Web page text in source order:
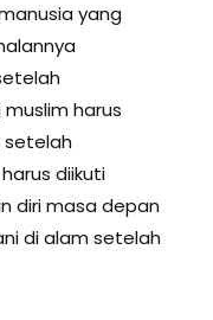
yang
harus
setelah
diikuti
diri masa depan
di alam setelah